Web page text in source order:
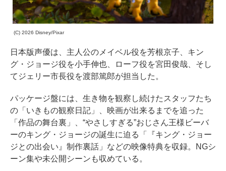
(C) 2026 Disney/Pixar
日本版声優は、主人公のメイベル役を芳根京子、キン
グ・ジョージ役を小手伸也、ローフ役を宮田俊哉、そし
てジェリー市長役を渡部篤郎が担当した。
パッケージ盤には、生き物を観察し続けたスタッフたち
の「いきもの観察日記」、映画が出来るまでを追った
「作品の舞台裏」、“やさしすぎる”おじさん王様ビーバ
ーのキング・ジョージの誕生に迫る「『キング・ジョー
ジとの出会い』制作裏話」などの映像特典を収録。NGシ
ーン集や未公開シーンも収めている。